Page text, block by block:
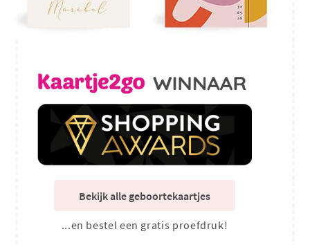
Bekijk alle geboortekaartjes
...en bestel een gratis proefdruk!